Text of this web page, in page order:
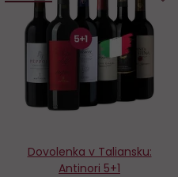
obľúbených
Dovolenka v Taliansku:
Antinori 5+1